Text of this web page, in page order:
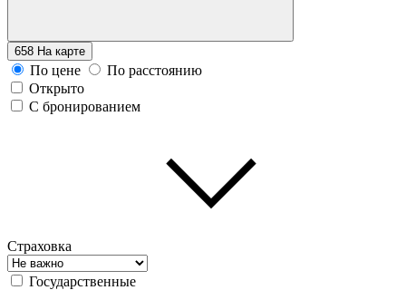
658 На карте
По цене
По расстоянию
Открыто
С бронированием
Страховка
Государственные